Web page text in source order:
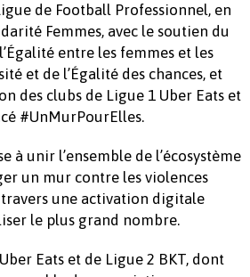
de Football Professionnel, en
Femmes, avec le soutien du
entre les femmes et les
et de l’Égalité des chances, et
des clubs de Ligue 1 Uber Eats et
#UnMurPourElles.
à unir l’ensemble de l’écosystème
un mur contre les violences
travers une activation digitale
le plus grand nombre.
Eats et de Ligue 2 BKT, dont